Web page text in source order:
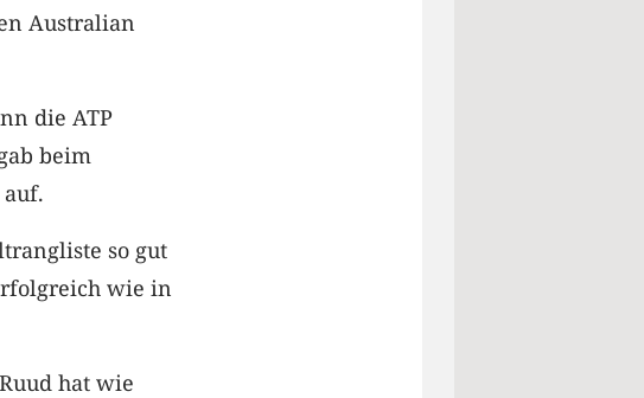
Australian
die ATP
beim
so gut
wie in
hat wie